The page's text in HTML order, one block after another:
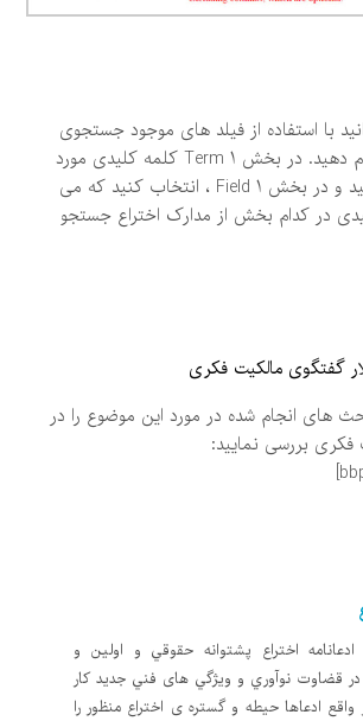
با استفاده از فیلد های موجود جستجوی
مورد نظر خود را انجام دهید. در بخش Term 1 کلمه کلیدی مورد
نظر خود را درج نمایید و در بخش Field 1 ، انتخاب کنید که می
در کدام بخش از مدارک اختراع جستجو
گفتگوی مالکیت فکری
های انجام شده در مورد این موضوع را در
فکری بررسی نمایید:
ادعانامه اختراع پشتوانه حقوقي و اولين و
قضاوت نوآوري و ويژگي های فني جديد كار
ادعاها حیطه و گستره ی اختراع منظور را